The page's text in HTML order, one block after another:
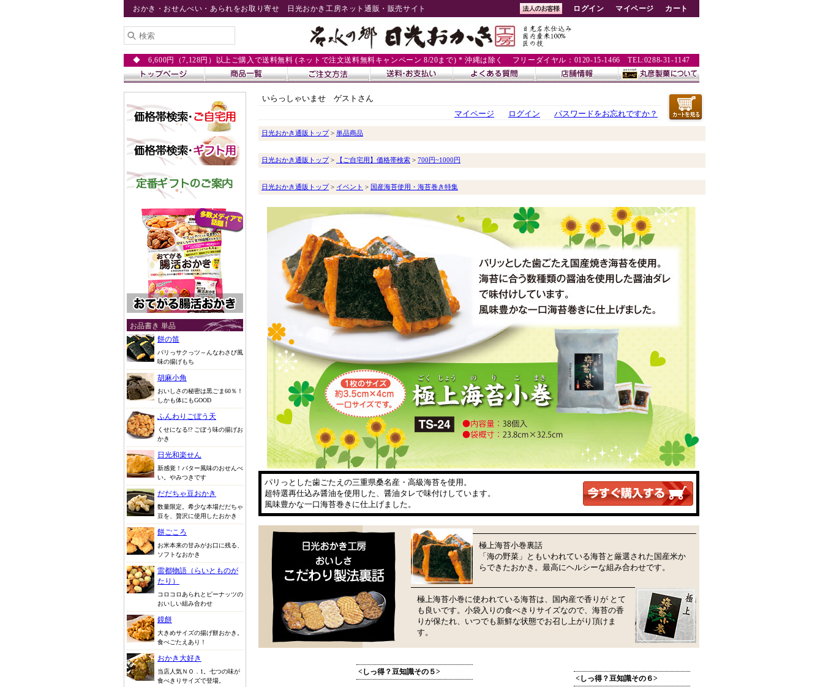
おかき・おせんべい・あられをお取り寄せ 日光おかき工房ネット通販・販売サイト ログイン マイページ カート
◆ 6,600円（7,128円）以上ご購入で送料無料 (ネットで注文送料無料キャンペーン 8/20まで) * 沖縄は除く フリーダイヤル：0120-15-1466 TEL:0288-31-1147
お品書き 単品
餅の笛
パリっサクっツ～んなわさび風
味の揚げもち
胡麻小角
おいしさの秘密は黒ごま60％！
しかも体にもGOOD
ふんわりごぼう天
くせになる!? ごぼう味の揚げお
かき
日光和楽せん
新感覚！バター風味のおせんべ
い。やみつきです
だだちゃ豆おかき
数量限定。希少な本場だだちゃ
豆を、贅沢に使用したおかき
餅ごころ
お米本来の甘みがお口に残る、
ソフトなおかき
雷都物語（らいとものが
たり）
コロコロあられとピーナッツの
おいしい組み合わせ
鏡餅
大きめサイズの揚げ餅おかき。
食べごたえあり！
おかき大好き
当店人気ＮＯ．1。七つの味が
食べきりサイズで登場。
いらっしゃいませ ゲストさん
マイページ
ログイン パスワードをお忘れですか？
日光おかき通販トップ> 単品商品
日光おかき通販トップ> 【ご自宅用】価格帯検索 > 700円~1000円
日光おかき通販トップ> イベント > 国産海苔使用・海苔巻き特集
パリっとした歯ごたえの三重県桑名産・高級海苔を使用。
超特選再仕込み醤油を使用した、醤油タレで味付けしています。
風味豊かな一口海苔巻きに仕上げました。
極上海苔小巻裏話
「海の野菜」ともいわれている海苔と厳選された国産米か
らできたおかき。最高にヘルシーな組み合わせです。
極上海苔小巻に使われている海苔は、国内産で香りが とて
も良いです。小袋入りの食べきりサイズなので、海苔の香
りが保たれ、いつでも新鮮な状態でお召し上がり頂けま
す。
<しっ得？豆知識その５>
<しっ得？豆知識その６>